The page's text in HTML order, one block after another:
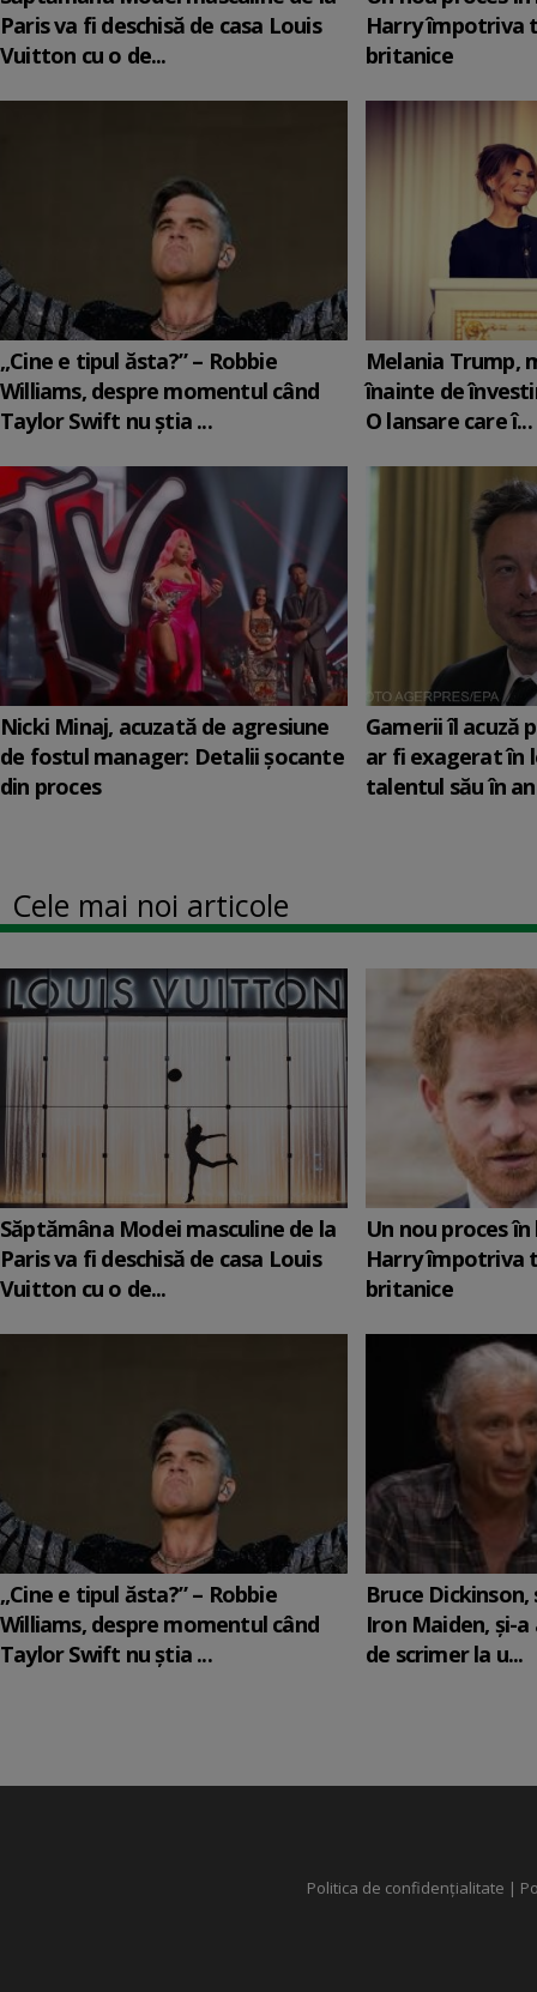
Paris va fi deschisă de casa Louis
Vuitton cu o de...
Harry împotriva
britanice
„Cine e tipul ăsta?” – Robbie
Williams, despre momentul când
Taylor Swift nu știa ...
Melania Trump,
înainte de
O lansare care î...
Nicki Minaj, acuzată de agresiune
de fostul manager: Detalii șocante
din proces
Gamerii îl acuză
ar fi exagerat în
talentul său în
Cele mai noi articole
Săptămâna Modei masculine de la
Paris va fi deschisă de casa Louis
Vuitton cu o de...
Un nou proces
Harry împotriva
britanice
„Cine e tipul ăsta?” – Robbie
Williams, despre momentul când
Taylor Swift nu știa ...
Bruce
Iron Maiden, şi-
de scrimer la u...
Politica de confidențialitate |